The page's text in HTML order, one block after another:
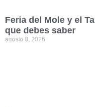
Feria del Mole y el
que debes saber
agosto 8, 2026